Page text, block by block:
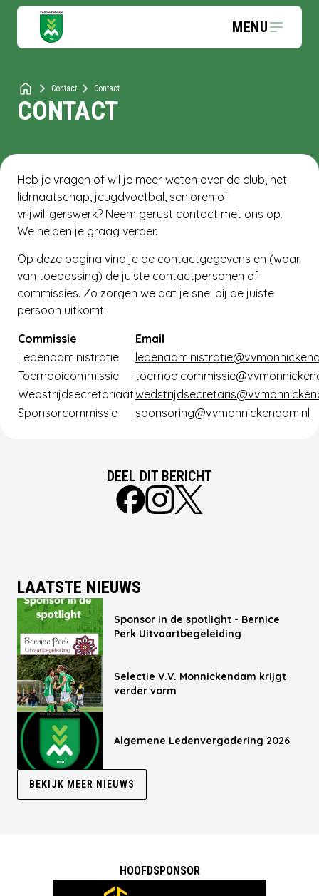
MENU
Contact Contact
CONTACT
Heb je vragen of wil je meer weten over de club, het
lidmaatschap, jeugdvoetbal, senioren of
vrijwilligerswerk? Neem gerust contact met ons op.
We helpen je graag verder.
Op deze pagina vind je de contactgegevens en (waar
van toepassing) de juiste contactpersonen of
commissies. Zo zorgen we dat je snel bij de juiste
persoon uitkomt.
Commissie
Email
Ledenadministratie
Toernooicommissie
Wedstrijdsecretariaat
Sponsorcommissie
sponsoring@vvmonnickendam.nl
DEEL DIT BERICHT
LAATSTE NIEUWS
Sponsor in de spotlight - Bernice
Perk Uitvaartbegeleiding
Selectie V.V. Monnickendam krijgt
verder vorm
Algemene Ledenvergadering 2026
BEKIJK MEER NIEUWS
HOOFDSPONSOR